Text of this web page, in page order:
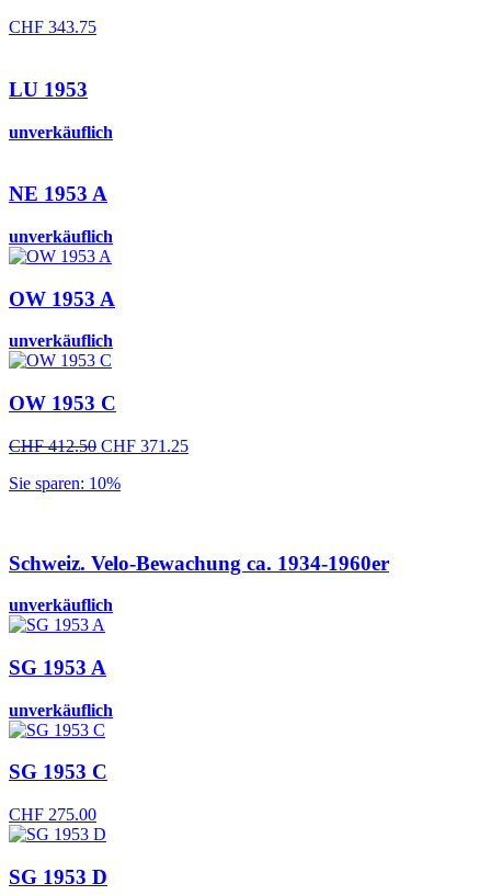
CHF 343.75
LU 1953
unverkäuflich
NE 1953 A
unverkäuflich
OW 1953 A
unverkäuflich
OW 1953 C
CHF412.50 Ursprünglicher
war:
CHF 371.25Aktueller
Sie sparen: 10%
Schweiz. Velo-Bewachung ca. 1934-1960er
unverkäuflich
SG 1953 A
unverkäuflich
SG 1953 C
CHF 275.00
SG 1953 D